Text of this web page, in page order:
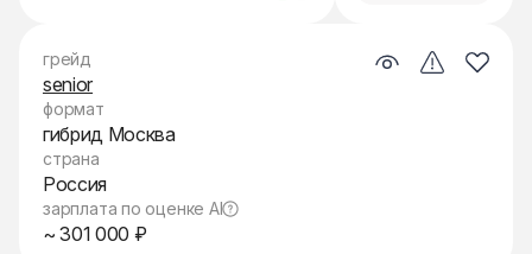
грейд
senior
формат
гибрид Москва
страна
Россия
зарплата по оценке AI
~ 301 000 ₽